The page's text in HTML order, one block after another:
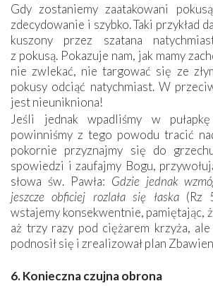
Gdy zostaniemy zaatakowani
zdecydowanie i szybko. Taki przykład
kuszony przez szatana
z pokusą. Pokazuje nam, jak mamy
nie zwlekać, nie targować się ze
pokusy odciąć natychmiast. W
jest nieunikniona!
Jeśli jednak wpadliśmy w
powinniśmy z tego powodu tracić
pokornie przyznajmy się do
spowiedzi i zaufajmy Bogu,
słowa św. Pawła: Gdzie jednak
jeszcze obficiej rozlała się łaska(Rz
wstajemy konsekwentnie, pamiętając,
aż trzy razy pod ciężarem krzyża, ale
podnosił się i zrealizował plan
6. Konieczna czujna obrona